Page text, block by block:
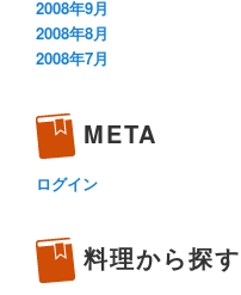
2008年9月
2008年8月
2008年7月
META
ログイン
料理から探す